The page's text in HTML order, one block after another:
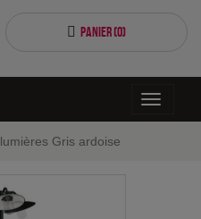
Panier (0)
Toggle
Gris ardoise